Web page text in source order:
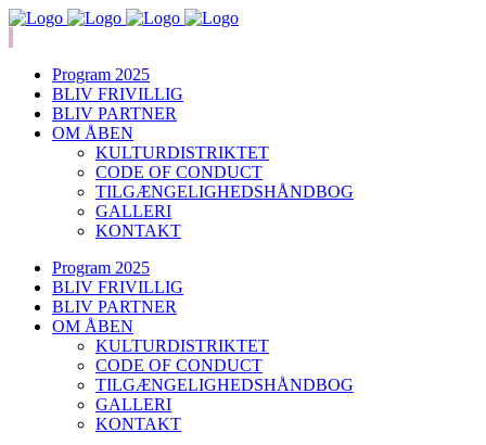
Program 2025
BLIV FRIVILLIG
BLIV PARTNER
OM ÅBEN
KULTURDISTRIKTET
CODE OF CONDUCT
TILGÆNGELIGHEDSHÅNDBOG
GALLERI
KONTAKT
Program 2025
BLIV FRIVILLIG
BLIV PARTNER
OM ÅBEN
KULTURDISTRIKTET
CODE OF CONDUCT
TILGÆNGELIGHEDSHÅNDBOG
GALLERI
KONTAKT